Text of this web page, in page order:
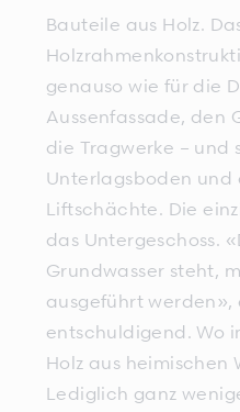
Bauteile aus Holz.
genauso wie für die
Aussenfassade, den
die Tragwerke – und
Unterlagsboden und
Liftschächte. Die
das Untergeschoss.
Grundwasser steht,
ausgeführt
entschuldigend. Wo
Holz aus heimischen
Lediglich ganz